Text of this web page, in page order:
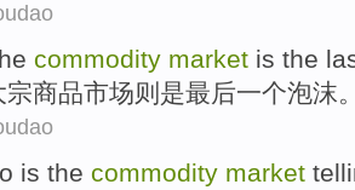
commodity market is the
宗商品市场则是最后一个泡沫
is the commodity market